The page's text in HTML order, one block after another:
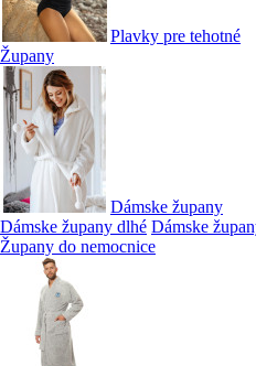
Plavky pre tehotné
Župany
Dámske župany
Dámske župany dlhé Dámske
Župany do nemocnice